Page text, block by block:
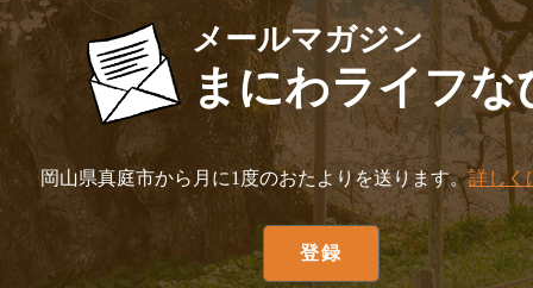
メールマガジン
まにわライフな
岡山県真庭市から月に1度のおたよりを送ります。詳しく